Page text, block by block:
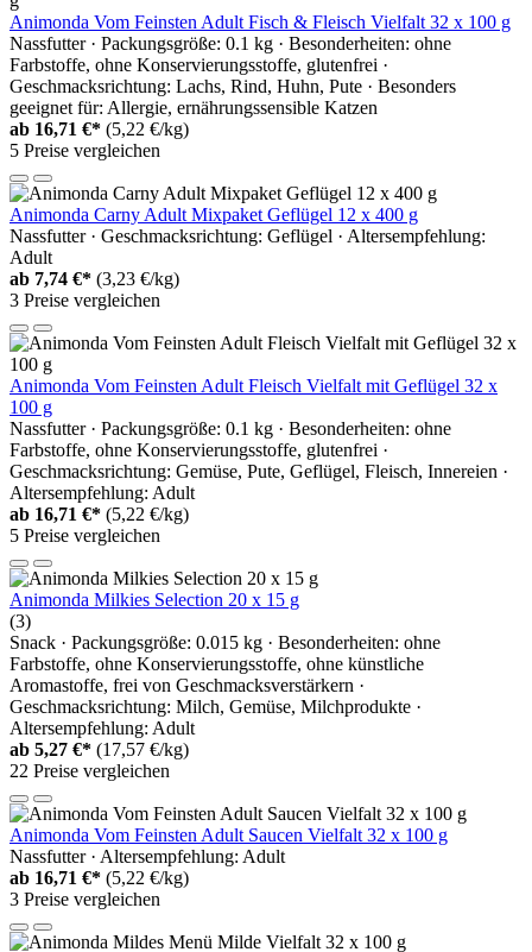
Animonda Vom Feinsten Adult Fisch & Fleisch Vielfalt 32 x 100 g
Nassfutter · Packungsgröße: 0.1 kg · Besonderheiten: ohne
Farbstoffe, ohne Konservierungsstoffe, glutenfrei ·
Geschmacksrichtung: Lachs, Rind, Huhn, Pute · Besonders
geeignet für: Allergie, ernährungssensible Katzen
ab 16,71 €* (5,22 €/kg)
5 Preise vergleichen
Animonda Carny Adult Mixpaket Geflügel 12 x 400 g
Nassfutter · Geschmacksrichtung: Geflügel · Altersempfehlung:
Adult
ab 7,74 €* (3,23 €/kg)
3 Preise vergleichen
Animonda Vom Feinsten Adult Fleisch Vielfalt mit Geflügel 32 x
100 g
Nassfutter · Packungsgröße: 0.1 kg · Besonderheiten: ohne
Farbstoffe, ohne Konservierungsstoffe, glutenfrei ·
Geschmacksrichtung: Gemüse, Pute, Geflügel, Fleisch, Innereien ·
Altersempfehlung: Adult
ab 16,71 €* (5,22 €/kg)
5 Preise vergleichen
Animonda Milkies Selection 20 x 15 g
(3)
Snack · Packungsgröße: 0.015 kg · Besonderheiten: ohne
Farbstoffe, ohne Konservierungsstoffe, ohne künstliche
Aromastoffe, frei von Geschmacksverstärkern ·
Geschmacksrichtung: Milch, Gemüse, Milchprodukte ·
Altersempfehlung: Adult
ab 5,27 €* (17,57 €/kg)
22 Preise vergleichen
Animonda Vom Feinsten Adult Saucen Vielfalt 32 x 100 g
Nassfutter · Altersempfehlung: Adult
ab 16,71 €* (5,22 €/kg)
3 Preise vergleichen